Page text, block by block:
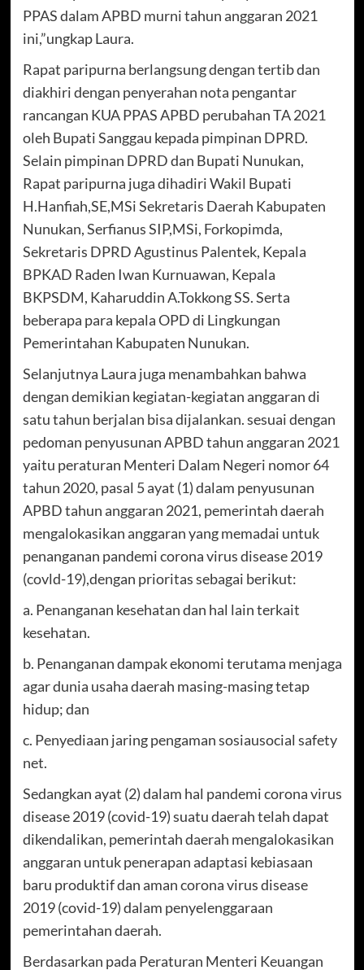
PPAS dalam APBD murni tahun anggaran 2021
ini,”ungkap Laura.
Rapat paripurna berlangsung dengan tertib dan
diakhiri dengan penyerahan nota pengantar
rancangan KUA PPAS APBD perubahan TA 2021
oleh Bupati Sanggau kepada pimpinan DPRD.
Selain pimpinan DPRD dan Bupati Nunukan,
Rapat paripurna juga dihadiri Wakil Bupati
H.Hanfiah,SE,MSi Sekretaris Daerah Kabupaten
Nunukan, Serfianus SIP,MSi, Forkopimda,
Sekretaris DPRD Agustinus Palentek, Kepala
BPKAD Raden Iwan Kurnuawan, Kepala
BKPSDM, Kaharuddin A.Tokkong SS. Serta
beberapa para kepala OPD di Lingkungan
Pemerintahan Kabupaten Nunukan.
Selanjutnya Laura juga menambahkan bahwa
dengan demikian kegiatan-kegiatan anggaran di
satu tahun berjalan bisa dijalankan. sesuai dengan
pedoman penyusunan APBD tahun anggaran 2021
yaitu peraturan Menteri Dalam Negeri nomor 64
tahun 2020, pasal 5 ayat (1) dalam penyusunan
APBD tahun anggaran 2021, pemerintah daerah
mengalokasikan anggaran yang memadai untuk
penanganan pandemi corona virus disease 2019
(covld-19),dengan prioritas sebagai berikut:
a. Penanganan kesehatan dan hal lain terkait
kesehatan.
b. Penanganan dampak ekonomi terutama menjaga
agar dunia usaha daerah masing-masing tetap
hidup; dan
c. Penyediaan jaring pengaman sosiausocial safety
net.
Sedangkan ayat (2) dalam hal pandemi corona virus
disease 2019 (covid-19) suatu daerah telah dapat
dikendalikan, pemerintah daerah mengalokasikan
anggaran untuk penerapan adaptasi kebiasaan
baru produktif dan aman corona virus disease
2019 (covid-19) dalam penyelenggaraan
pemerintahan daerah.
Berdasarkan pada Peraturan Menteri Keuangan